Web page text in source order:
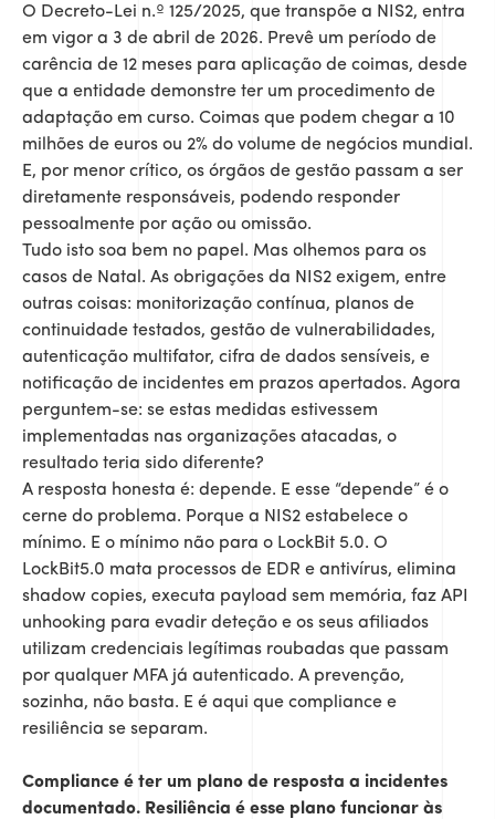
O Decreto-Lei n.º 125/2025, que transpõe a NIS2, entra
em vigor a 3 de abril de 2026. Prevê um período de
carência de 12 meses para aplicação de coimas, desde
que a entidade demonstre ter um procedimento de
adaptação em curso. Coimas que podem chegar a 10
milhões de euros ou 2% do volume de negócios mundial.
E, por menor crítico, os órgãos de gestão passam a ser
diretamente responsáveis, podendo responder
pessoalmente por ação ou omissão.
Tudo isto soa bem no papel. Mas olhemos para os
casos de Natal. As obrigações da NIS2 exigem, entre
outras coisas: monitorização contínua, planos de
continuidade testados, gestão de vulnerabilidades,
autenticação multifator, cifra de dados sensíveis, e
notificação de incidentes em prazos apertados. Agora
perguntem-se: se estas medidas estivessem
implementadas nas organizações atacadas, o
resultado teria sido diferente?
A resposta honesta é: depende. E esse “depende” é o
cerne do problema. Porque a NIS2 estabelece o
mínimo. E o mínimo não para o LockBit 5.0. O
LockBit5.0 mata processos de EDR e antivírus, elimina
shadow copies, executa payload sem memória, faz API
unhooking para evadir deteção e os seus afiliados
utilizam credenciais legítimas roubadas que passam
por qualquer MFA já autenticado. A prevenção,
sozinha, não basta. E é aqui que compliance e
resiliência se separam.
Compliance é ter um plano de resposta a incidentes
documentado. Resiliência é esse plano funcionar às